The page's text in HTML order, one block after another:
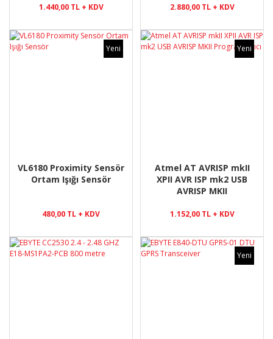
1.440,00 TL + KDV 2.880,00 TL + KDV
Yeni
VL6180 Proximity Sensör
Ortam Işığı Sensör
480,00 TL + KDV
Yeni
Atmel AT AVRISP mkII
XPII AVR ISP mk2 USB
AVRISP MKII
1.152,00 TL + KDV
Yeni